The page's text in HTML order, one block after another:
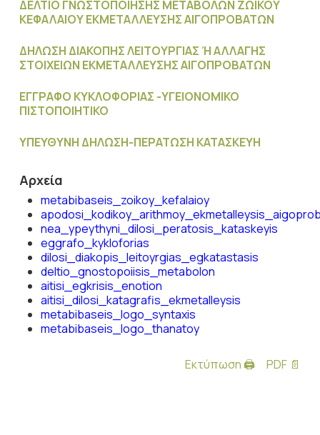
ΔΕΛΤΙΟ ΓΝΩΣΤΟΠΟΙΗΣΗΣ ΜΕΤΑΒΟΛΩΝ ΖΩΙΚΟΥ
ΚΕΦΑΛΑΙΟΥ ΕΚΜΕΤΑΛΛΕΥΣΗΣ ΑΙΓΟΠΡΟΒΑΤΩΝ
ΔΗΛΩΣΗ ΔΙΑΚΟΠΗΣ ΛΕΙΤΟΥΡΓΙΑΣ Ή ΑΛΛΑΓΗΣ
ΣΤΟΙΧΕΙΩΝ ΕΚΜΕΤΑΛΛΕΥΣΗΣ ΑΙΓΟΠΡΟΒΑΤΩΝ
ΕΓΓΡΑΦΟ ΚΥΚΛΟΦΟΡΙΑΣ -ΥΓΕΙΟΝΟΜΙΚΟ
ΠΙΣΤΟΠΟΙΗΤΙΚΟ
ΥΠΕΥΘΥΝΗ ΔΗΛΩΣΗ-ΠΕΡΑΤΩΣΗ ΚΑΤΑΣΚΕΥΗ
Αρχεία
metabibaseis_zoikoy_kefalaioy
nea_ypeythyni_dilosi_peratosis_kataskeyis
eggrafo_kykloforias
dilosi_diakopis_leitoyrgias_egkatastasis
deltio_gnostopoiisis_metabolon
aitisi_egkrisis_enotion
aitisi_dilosi_katagrafis_ekmetalleysis
metabibaseis_logo_syntaxis
metabibaseis_logo_thanatoy
Εκτύπωση 🖨 PDF 📄